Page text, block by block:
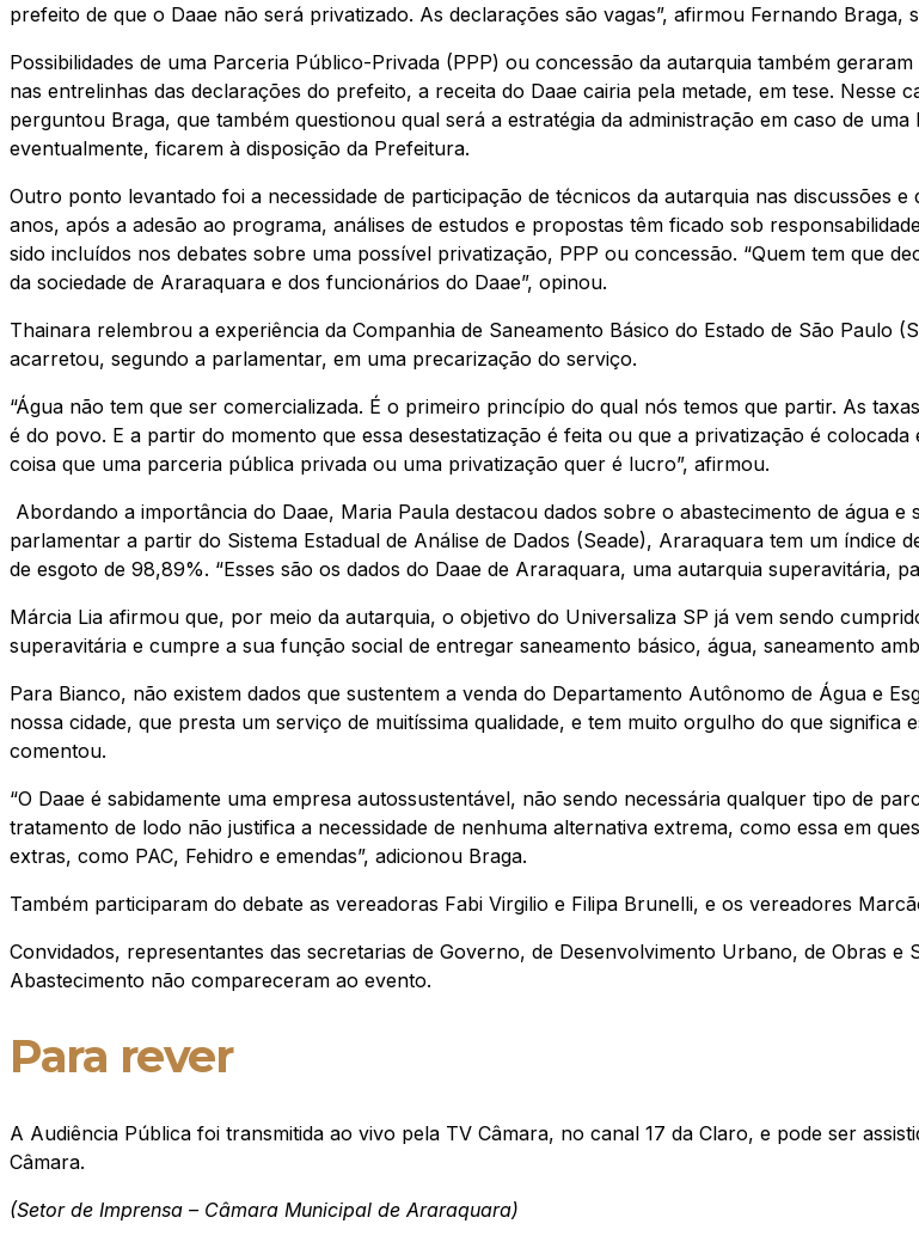
prefeito de que o Daae não será privatizado. As declarações são vagas”, afirmou Fernando Braga,
Possibilidades de uma Parceria Público-Privada (PPP) ou concessão da autarquia também
nas entrelinhas das declarações do prefeito, a receita do Daae cairia pela metade, em tese. Nesse
perguntou Braga, que também questionou qual será a estratégia da administração em caso de
eventualmente, ficarem à disposição da Prefeitura.
Outro ponto levantado foi a necessidade de participação de técnicos da autarquia nas discussões
anos, após a adesão ao programa, análises de estudos e propostas têm ficado sob
sido incluídos nos debates sobre uma possível privatização, PPP ou concessão. “Quem tem que
da sociedade de Araraquara e dos funcionários do Daae”, opinou.
Thainara relembrou a experiência da Companhia de Saneamento Básico do Estado de São Paulo
acarretou, segundo a parlamentar, em uma precarização do serviço.
“Água não tem que ser comercializada. É o primeiro princípio do qual nós temos que partir. As
é do povo. E a partir do momento que essa desestatização é feita ou que a privatização é
coisa que uma parceria pública privada ou uma privatização quer é lucro”, afirmou.
Abordando a importância do Daae, Maria Paula destacou dados sobre o abastecimento de água
parlamentar a partir do Sistema Estadual de Análise de Dados (Seade), Araraquara tem um índice
de esgoto de 98,89%. “Esses são os dados do Daae de Araraquara, uma autarquia superavitária,
Márcia Lia afirmou que, por meio da autarquia, o objetivo do Universaliza SP já vem sendo
superavitária e cumpre a sua função social de entregar saneamento básico, água, saneamento
Para Bianco, não existem dados que sustentem a venda do Departamento Autônomo de Água e
nossa cidade, que presta um serviço de muitíssima qualidade, e tem muito orgulho do que significa
comentou.
“O Daae é sabidamente uma empresa autossustentável, não sendo necessária qualquer tipo de
tratamento de lodo não justifica a necessidade de nenhuma alternativa extrema, como essa em
extras, como PAC, Fehidro e emendas”, adicionou Braga.
Também participaram do debate as vereadoras Fabi Virgilio e Filipa Brunelli, e os vereadores
Convidados, representantes das secretarias de Governo, de Desenvolvimento Urbano, de Obras
Abastecimento não compareceram ao evento.
Para rever
A Audiência Pública foi transmitida ao vivo pela TV Câmara, no canal 17 da Claro, e pode ser
Câmara.
(Setor de Imprensa – Câmara Municipal de Araraquara)